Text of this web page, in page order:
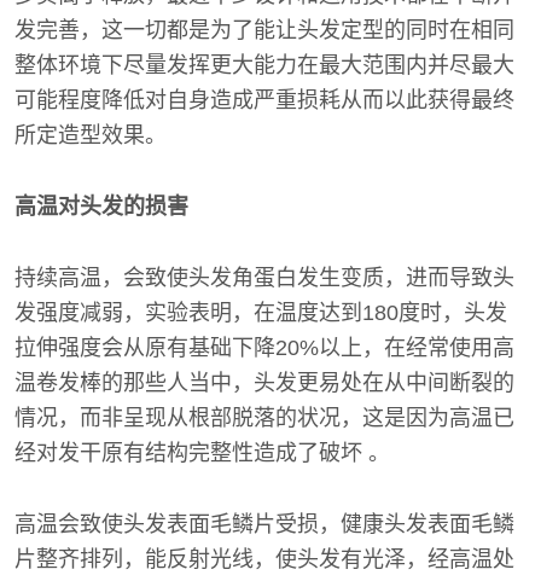
发完善，这一切都是为了能让头发定型的同时在相同
整体环境下尽量发挥更大能力在最大范围内并尽最大
可能程度降低对自身造成严重损耗从而以此获得最终
所定造型效果。
高温对头发的损害
持续高温，会致使头发角蛋白发生变质，进而导致头
发强度减弱，实验表明，在温度达到180度时，头发
拉伸强度会从原有基础下降20%以上，在经常使用高
温卷发棒的那些人当中，头发更易处在从中间断裂的
情况，而非呈现从根部脱落的状况，这是因为高温已
经对发干原有结构完整性造成了破坏 。
高温会致使头发表面毛鳞片受损，健康头发表面毛鳞
片整齐排列，能反射光线，使头发有光泽，经高温处